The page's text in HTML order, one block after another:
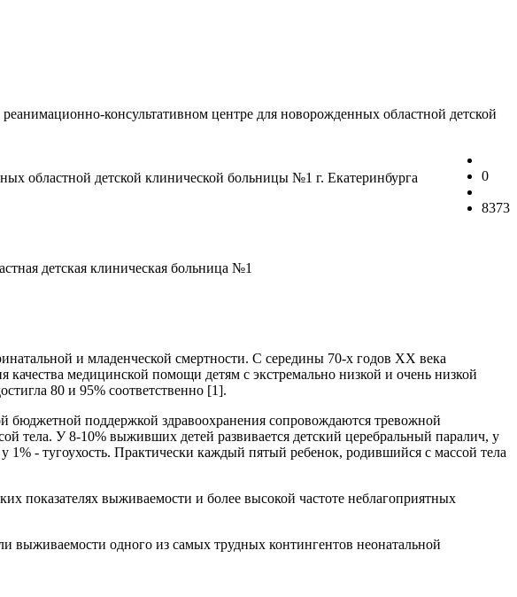
консультативном центре для новорожденных областной детской
0
8373
областной детской клинической больницы №1 г. Екатеринбурга
детская клиническая больница №1
и младенческой смертности. С середины 70-х годов XX века
медицинской помощи детям с экстремально низкой и очень низкой
80 и 95% соответственно [1].
бюджетной поддержкой здравоохранения сопровождаются тревожной
тела. У 8-10% выживших детей развивается детский церебральный паралич, у
1% - тугоухость. Практически каждый пятый ребенок, родившийся с массой тела
показателях выживаемости и более высокой частоте неблагоприятных
выживаемости одного из самых трудных контингентов неонатальной